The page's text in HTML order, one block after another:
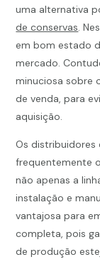
uma alternativa
de conservas.
em bom estado
mercado.
minuciosa sobre
de venda, para
aquisição.
Os distribuidores
frequentemente
não apenas a
instalação e
vantajosa para
completa, pois
de produção